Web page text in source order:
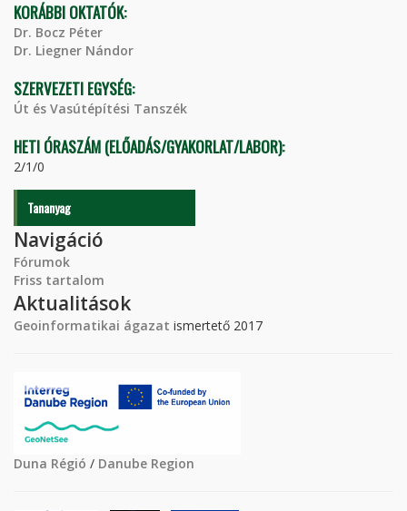
KORÁBBI OKTATÓK:
Dr. Bocz Péter
Dr. Liegner Nándor
SZERVEZETI EGYSÉG:
Út és Vasútépítési Tanszék
HETI ÓRASZÁM (ELŐADÁS/GYAKORLAT/LABOR):
2/1/0
Tananyag
Navigáció
Fórumok
Friss tartalom
Aktualitások
Geoinformatikai ágazat ismertető 2017
Duna Régió / Danube Region